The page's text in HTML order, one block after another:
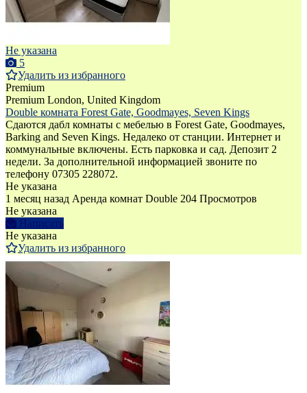
Не указана
5
Удалить из избранного
Premium
Premium London, United Kingdom
Double комната Forest Gate, Goodmayes, Seven Kings
Сдаются дабл комнаты с мебелью в Forest Gate, Goodmayes,
Barking and Seven Kings. Недалеко от станции. Интернет и
коммунальные включены. Есть парковка и сад. Депозит 2
недели. За дополнительной информацией звоните по
телефону 07305 228072.
Не указана
1 месяц назад Аренда комнат Double 204 Просмотров
Не указана
Написать
Не указана
Удалить из избранного